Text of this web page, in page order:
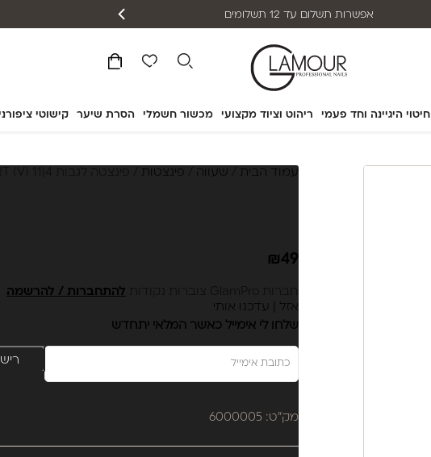
חיטוי היגיינה וחד פעמי ריהוט וציוד מקצועי מכשור חשמלי הסרת שיער קישוטי
אפשרות תשלום עד 12 תשלומים
עמוד הבית שעווה פינצטות
₪49
להתחברות / להרשמה
אזל | עדכנו אותי
שלחו לי אימייל כאשר המלאי יתחדש
מק"ט: 6000005